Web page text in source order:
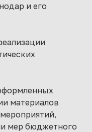
и его
материалов
мер бюджетного